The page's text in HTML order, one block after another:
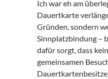
Ich war eh am
Dauertkarte
Gründen, sondern
Sinnplatzbindung –
dafür sorgt, dass
gemeinsamen